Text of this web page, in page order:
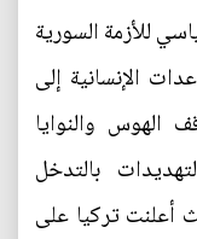
للأزمة السورية
الإنسانية إلى
الهوس والنوايا
بالتدخل
أعلنت تركيا على